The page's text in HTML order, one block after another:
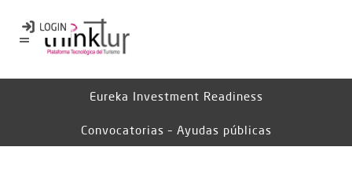
Eureka Investment Readiness
Convocatorias – Ayudas públicas